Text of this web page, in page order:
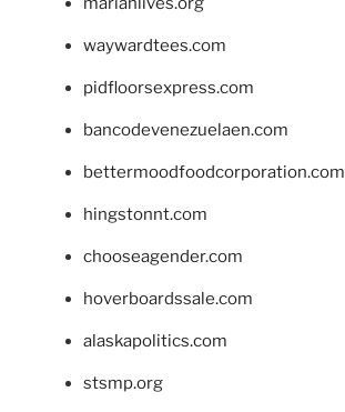
waywardtees.com
pidfloorsexpress.com
bancodevenezuelaen.com
bettermoodfoodcorporation.com
hingstonnt.com
chooseagender.com
hoverboardssale.com
alaskapolitics.com
stsmp.org